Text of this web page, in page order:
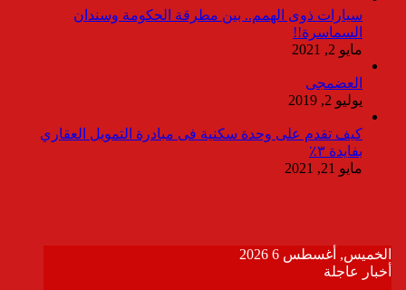
سيارات ذوى الهمم.. بين مطرقة الحكومة وسندان
السماسرة!!
مايو 2, 2021
العضمجى
يوليو 2, 2019
كيف تقدم على وحدة سكنية فى مبادرة التمويل العقاري
بفايدة ٣٪
مايو 21, 2021